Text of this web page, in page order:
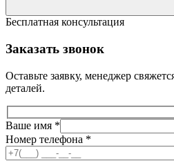
Бесплатная консультация
Заказать звонок
Оставьте заявку, менеджер
деталей.
Ваше имя *
Номер телефона *